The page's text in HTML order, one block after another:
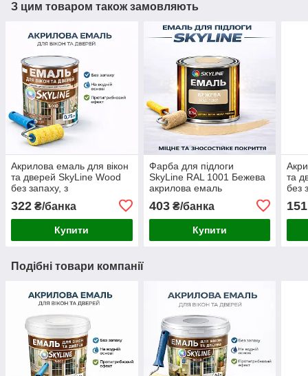
З цим товаром також замовляють
Акрилова емаль для вікон
та дверей SkyLine Wood
без запаху, з
протигрибковим ефектом,
біла, 0.75 л
322 ₴/банка
Купити
Фарба для підлоги
SkyLine RAL 1001 Бежева
акрилова емаль
зносостійка, вологостійка,
без запаху для дерева,
метала та бетону 0.75 л
403₴/банка
Купити
та
без
151
Подібні товари компанії